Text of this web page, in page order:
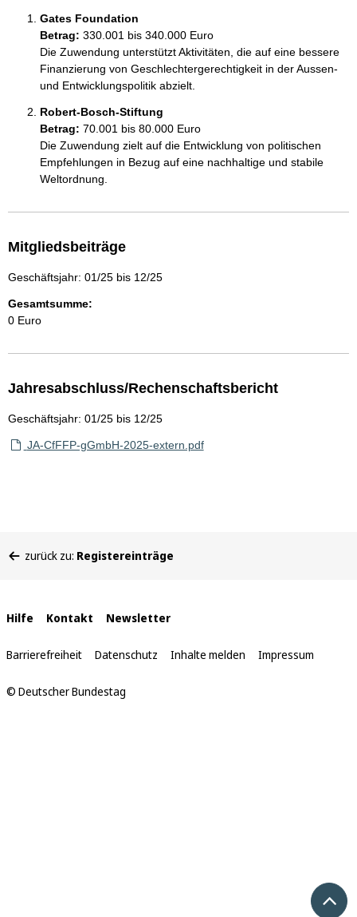
Gates Foundation
Betrag: 330.001 bis 340.000 Euro
Die Zuwendung unterstützt Aktivitäten, die auf eine bessere
Finanzierung von Geschlechtergerechtigkeit in der Aussen-
und Entwicklungspolitik abzielt.
Robert-Bosch-Stiftung
Betrag: 70.001 bis 80.000 Euro
Die Zuwendung zielt auf die Entwicklung von politischen
Empfehlungen in Bezug auf eine nachhaltige und stabile
Weltordnung.
Mitgliedsbeiträge
Geschäftsjahr: 01/25 bis 12/25
Gesamtsumme:
0 Euro
Jahresabschluss/Rechenschaftsbericht
Geschäftsjahr: 01/25 bis 12/25
JA-CfFFP-gGmbH-2025-extern.pdf
befinden
zurück zu: Registereinträge
Interne
Links
Hilfe Kontakt Newsletter
Barrierefreiheit Datenschutz Inhalte melden Impressum
© Deutscher Bundestag